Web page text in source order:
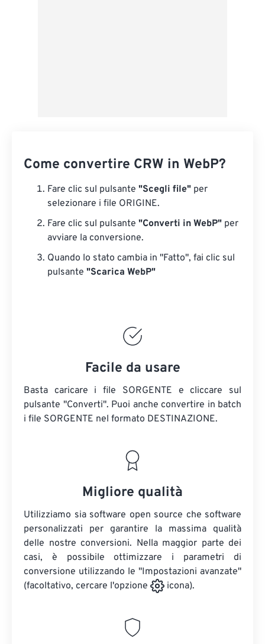
Come convertire CRW in WebP?
Fare clic sul pulsante "Scegli file" per
selezionare i file ORIGINE.
Fare clic sul pulsante "Converti in WebP" per
avviare la conversione.
Quando lo stato cambia in "Fatto", fai clic sul
pulsante "Scarica WebP"
Facile da usare
Basta caricare i file SORGENTE e cliccare sul
pulsante "Converti". Puoi anche convertire in batch
i file SORGENTE nel formato DESTINAZIONE.
Migliore qualità
Utilizziamo sia software open source che software
personalizzati per garantire la massima qualità
delle nostre conversioni. Nella maggior parte dei
casi, è possibile ottimizzare i parametri di
conversione utilizzando le "Impostazioni avanzate"
(facoltativo, cercare l'opzione
icona).